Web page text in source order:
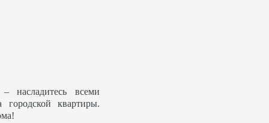
насладитесь всеми
квартиры.